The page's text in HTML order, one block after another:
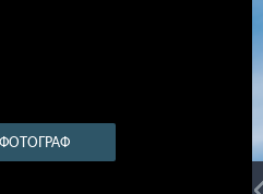
ФОТОГРАФ